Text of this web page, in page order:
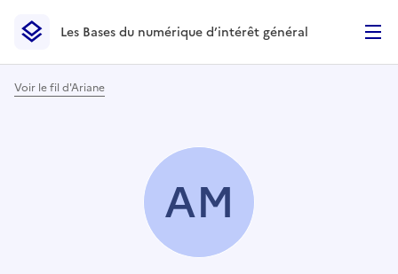
Les Bases du numérique d’intérêt général- Retour à la
Les Bases du numérique d’intérêt général
Voir le fil d'Ariane
AM